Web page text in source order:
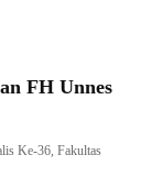
FH Unnes
Ke-36, Fakultas